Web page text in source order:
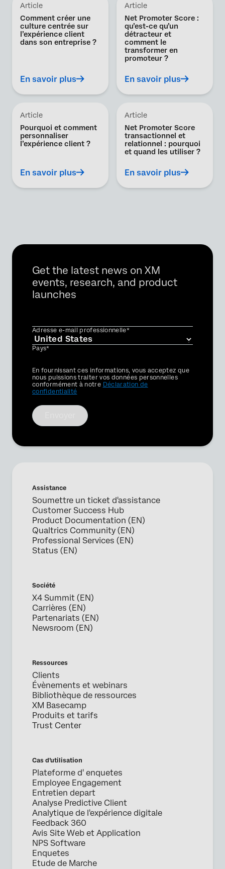
Article
Comment créer une
culture centrée sur
l’expérience client
dans son entreprise ?
En savoir plus
Article
Net Promoter Score :
qu’est-ce qu’un
détracteur et
comment le
transformer en
promoteur ?
En savoir plus
Article
Pourquoi et comment
personnaliser
l’expérience client ?
En savoir plus
Article
Net Promoter Score
transactionnel et
relationnel : pourquoi
et quand les utiliser ?
En savoir plus
Get the latest news on XM
events, research, and product
launches
Adresse e-mail professionnelle*
Pays*
Privacy
Optin
En fournissant ces informations, vous acceptez que
nous puissions traiter vos données personnelles
conformément à notre Déclaration de
confidentialité
Assistance
Soumettre un ticket d'assistance
Customer Success Hub
Product Documentation (EN)
Qualtrics Community (EN)
Professional Services (EN)
Status (EN)
Société
X4 Summit (EN)
Carrières (EN)
Partenariats (EN)
Newsroom (EN)
Ressources
Clients
Évènements et webinars
Bibliothèque de ressources
XM Basecamp
Produits et tarifs
Trust Center
Cas d’utilisation
Plateforme d' enquetes
Employee Engagement
Entretien depart
Analyse Predictive Client
Analytique de l'expérience digitale
Feedback 360
Avis Site Web et Application
NPS Software
Enquetes
Etude de Marche